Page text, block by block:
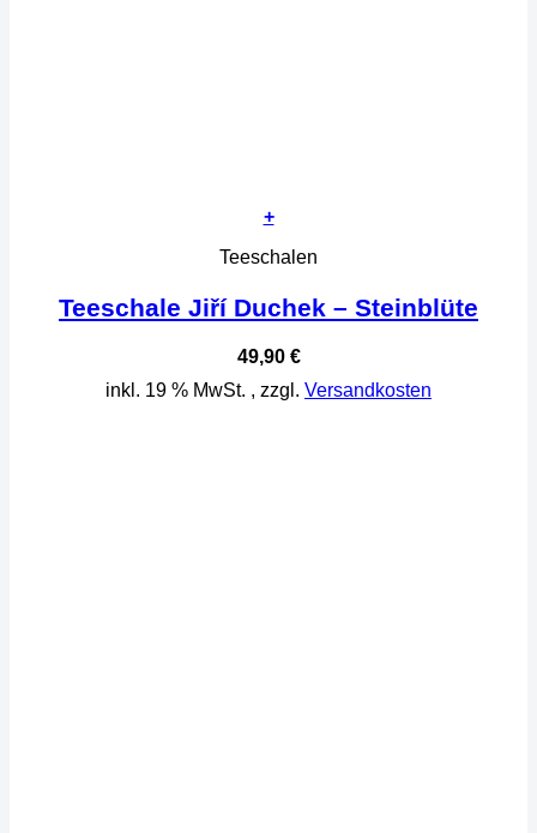
+
Teeschalen
Teeschale Jiří Duchek – Steinblüte
49,90 €
inkl. 19 % MwSt. , zzgl. Versandkosten